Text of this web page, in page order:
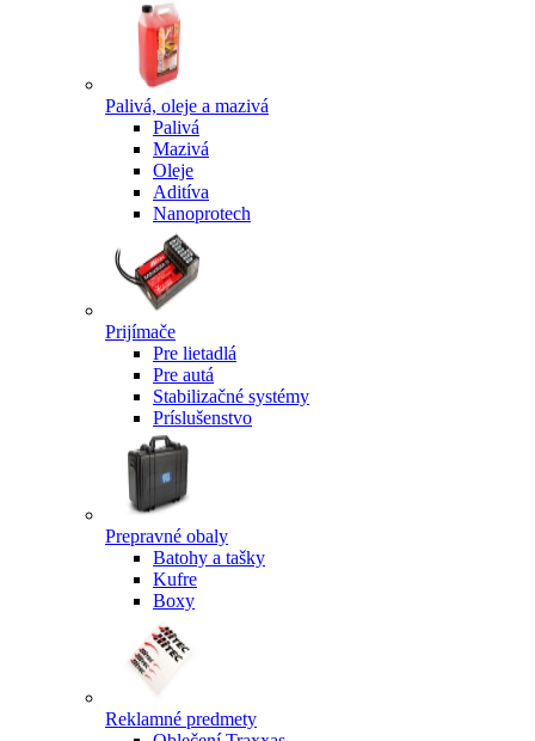
Palivá, oleje a mazivá
Palivá
Mazivá
Oleje
Aditíva
Nanoprotech
Prijímače
Pre lietadlá
Pre autá
Stabilizačné systémy
Príslušenstvo
Prepravné obaly
Batohy a tašky
Kufre
Boxy
Reklamné predmety